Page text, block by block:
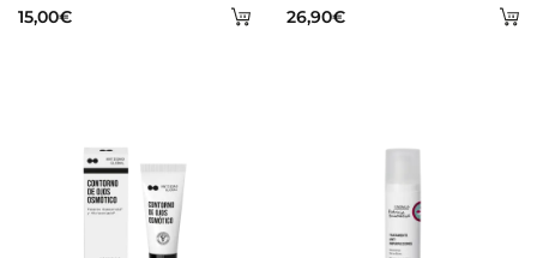
Añadir
15,00€ 26,90€